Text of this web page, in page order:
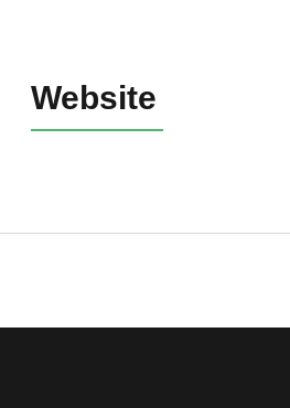
Website